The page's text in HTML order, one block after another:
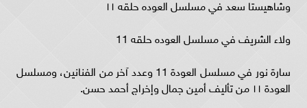
وشاهيستا سعد في مسلسل العوده حلقه ١١
ولاء الشريف في مسلسل العوده حلقه 11
سارة نور في مسلسل العودة 11 وعدد آخر من الفنانين، ومسلسل
العودة ١١ من تأليف أمين جمال وإخراج أحمد حسن.